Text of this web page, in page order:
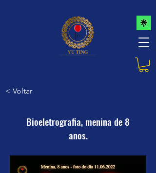
< Voltar
Bioeletrografia, menina de 8
anos.